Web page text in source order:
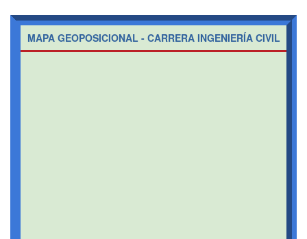
MAPA GEOPOSICIONAL - CARRERA INGENIERÍA CIVIL